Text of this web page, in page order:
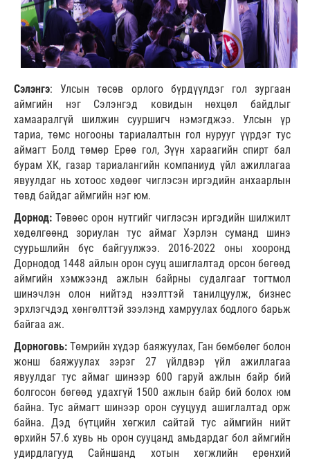
Сэлэнгэ: Улсын төсөв орлого бүрдүүлдэг гол зургаан
аймгийн нэг Сэлэнгэд ковидын нөхцөл байдлыг
хамааралгүй шилжин сууршигч нэмэгджээ. Улсын үр
тариа, төмс ногооны тариалалтын гол нурууг үүрдэг тус
аймагт Болд төмөр Ерөө гол, Зүүн хараагийн спирт бал
бурам ХК, газар тариалангийн компаниуд үйл ажиллагаа
явуулдаг нь хотоос хөдөөг чиглэсэн иргэдийн анхаарлын
төвд байдаг аймгийн нэг юм.
Дорнод:Төвөөс орон нутгийг чиглэсэн иргэдийн шилжилт
хөдөлгөөнд зориулан тус аймаг Хэрлэн суманд шинэ
суурьшлийн бүс байгуулжээ. 2016-2022 оны хооронд
Дорнодод 1448 айлын орон сууц ашиглалтад орсон бөгөөд
аймгийн хэмжээнд ажлын байрны судалгааг тогтмол
шинэчлэн олон нийтэд нээлттэй танилцуулж, бизнес
эрхлэгчдэд хөнгөлттэй зээлэнд хамруулах бодлого барьж
байгаа аж.
Дорноговь: Төмрийн хүдэр баяжуулах, Ган бөмбөлөг болон
жонш баяжуулах зэрэг 27 үйлдвэр үйл ажиллагаа
явуулдаг тус аймаг шинээр 600 гаруй ажлын байр бий
болгосон бөгөөд удахгүй 1500 ажлын байр бий болох юм
байна. Тус аймагт шинээр орон сууцууд ашиглалтад орж
байна. Дэд бүтцийн хөгжил сайтай тус аймгийн нийт
өрхийн 57.6 хувь нь орон сууцанд амьдардаг бол аймгийн
удирдлагууд Сайншанд хотын хөгжлийн ерөнхий